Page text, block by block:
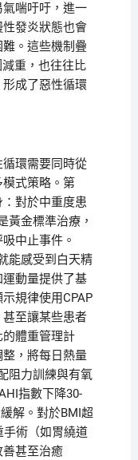
喘吁吁，進一
發炎狀態也會
。這些機制疊
重，也往往比
成了惡性循環
環需要同時從
式策略。第
對於中重度患
黃金標準治療，
中止事件。
能感受到白天精
動量提供了基
規律使用CPAP
至讓某些患者
體重管理計
，將每日熱量
阻力訓練與有氧
指數下降30-
解。對於BMI超
術（如胃繞道
甚至治癒